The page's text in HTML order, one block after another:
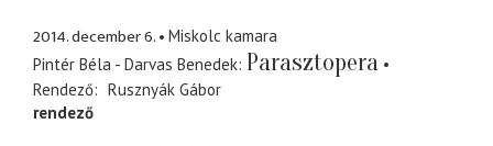
2014. december 6.
Miskolc kamara
Pintér Béla - Darvas Benedek Parasztopera
Rendező
Rusznyák Gábor
rendező